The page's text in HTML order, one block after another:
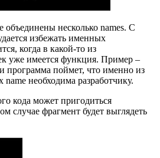
объединены несколько names. С
избежать именных
когда в какой-то из
уже имеется функция. Пример –
программа поймет, что именно из
name необходима разработчику.
кода может пригодиться
случае фрагмент будет выглядеть